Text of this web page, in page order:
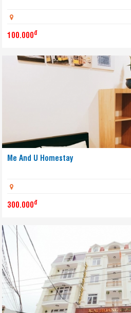
100.000đ
Me And U Homestay
300.000đ